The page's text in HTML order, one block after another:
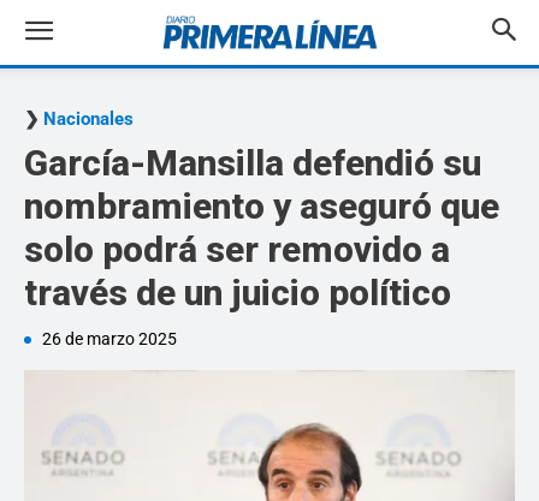
Nacionales
García-Mansilla defendió su
nombramiento y aseguró que
solo podrá ser removido a
través de un juicio político
26 de marzo 2025